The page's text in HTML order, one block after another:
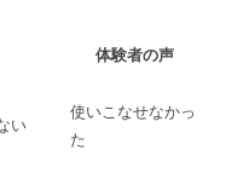
体験者の声
い
使いこなせなかっ
た